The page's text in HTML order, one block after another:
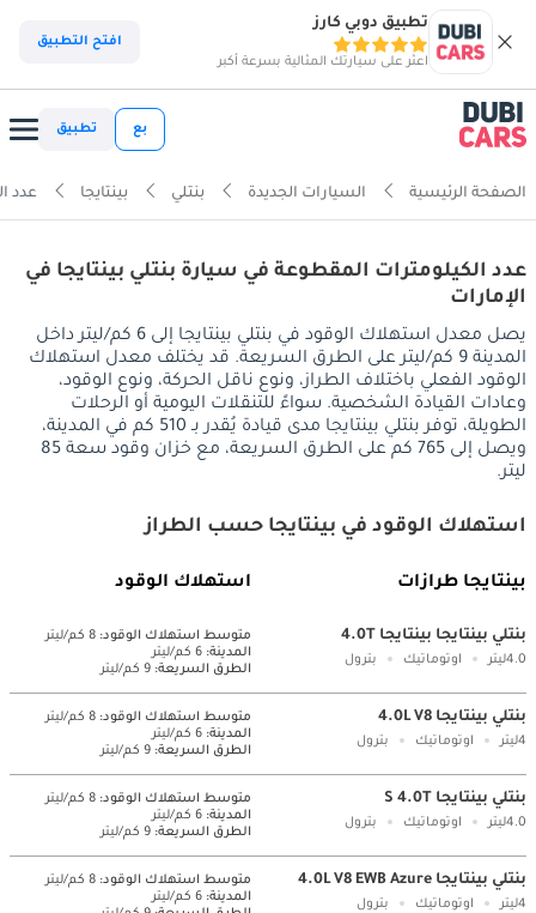
تطبيق دوبي كارز
اعثر على سيارتك المثالية بسرعة أكبر
افتح التطبيق
بع تطبيق
الصفحة الرئيسية السيارات الجديدة بنتلي بينتايجا عدد
عدد الكيلومترات المقطوعة في سيارة بنتلي بينتايجا في
الإمارات
يصل معدل استهلاك الوقود في بنتلي بينتايجا إلى 6 كم/ليتر داخل
المدينة 9 كم/ليتر على الطرق السريعة. قد يختلف معدل استهلاك
الوقود الفعلي باختلاف الطراز، ونوع ناقل الحركة، ونوع الوقود،
وعادات القيادة الشخصية. سواءً للتنقلات اليومية أو الرحلات
الطويلة، توفر بنتلي بينتايجا مدى قيادة يُقدر بـ 510 كم في المدينة،
ويصل إلى 765 كم على الطرق السريعة، مع خزان وقود سعة 85
ليتر.
استهلاك الوقود في بينتايجا حسب الطراز
بينتايجا طرازات استهلاك الوقود
بنتلي بينتايجا بينتايجا 4.0T
4.0ليتر اوتوماتيك بترول
متوسط ​​استهلاك الوقود: 8 كم/ليتر
المدينة: 6 كم/ليتر
الطرق السريعة: 9 كم/ليتر
بنتلي بينتايجا 4.0L V8
4ليتر اوتوماتيك بترول
متوسط ​​استهلاك الوقود: 8 كم/ليتر
المدينة: 6 كم/ليتر
الطرق السريعة: 9 كم/ليتر
بنتلي بينتايجا S 4.0T
4.0ليتر اوتوماتيك بترول
متوسط ​​استهلاك الوقود: 8 كم/ليتر
المدينة: 6 كم/ليتر
الطرق السريعة: 9 كم/ليتر
بنتلي بينتايجا 4.0L V8 EWB Azure
4ليتر اوتوماتيك بترول
متوسط ​​استهلاك الوقود: 8 كم/ليتر
المدينة: 6 كم/ليتر